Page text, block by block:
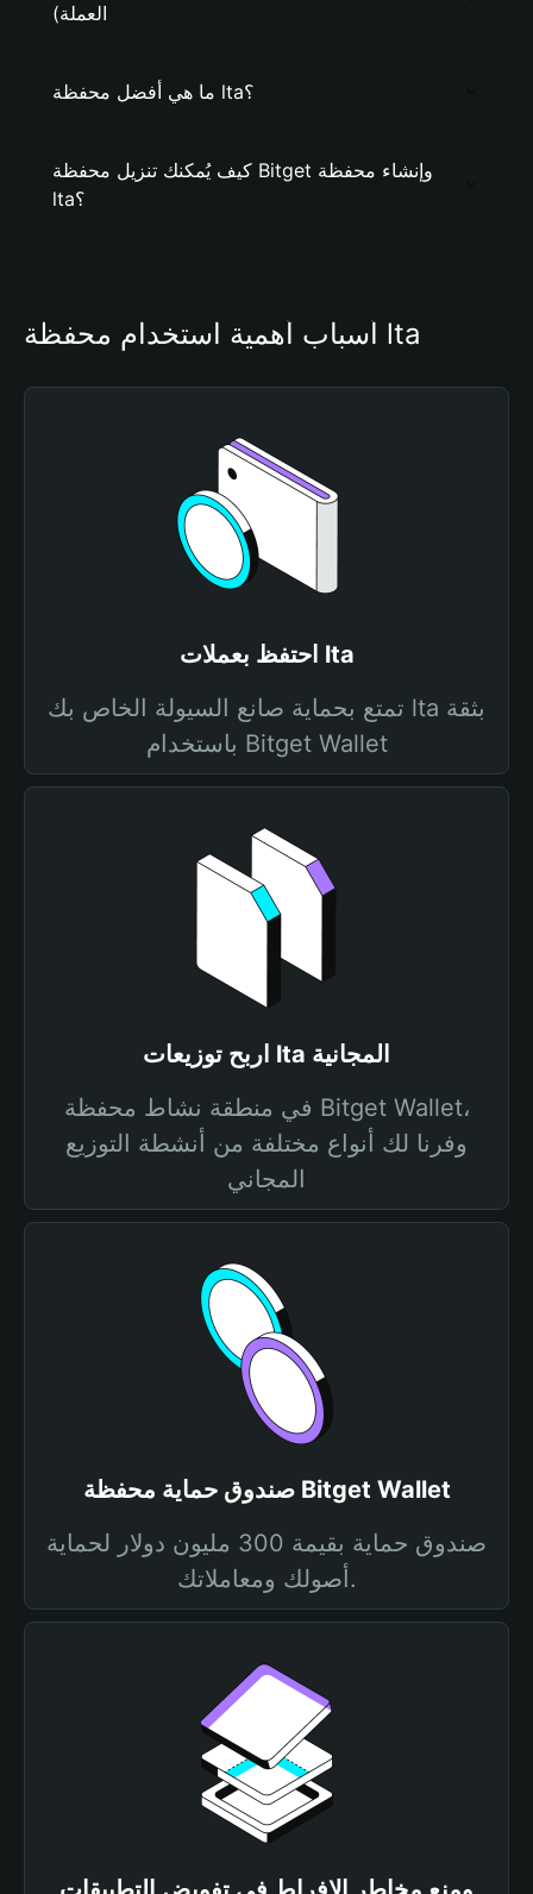
العملة)
ما هي أفضل محفظة lta؟
كيف يُمكنك تنزيل محفظة Bitget وإنشاء محفظة
lta؟
أسباب أهمية استخدام محفظة lta
احتفظ بعملات lta
تمتع بحماية صانع السيولة الخاص بك lta بثقة
باستخدام Bitget Wallet
اربح توزيعات lta المجانية
في منطقة نشاط محفظة Bitget Wallet،
وفرنا لك أنواع مختلفة من أنشطة التوزيع
المجاني
صندوق حماية محفظة Bitget Wallet
صندوق حماية بقيمة 300 مليون دولار لحماية
أصولك ومعاملاتك.